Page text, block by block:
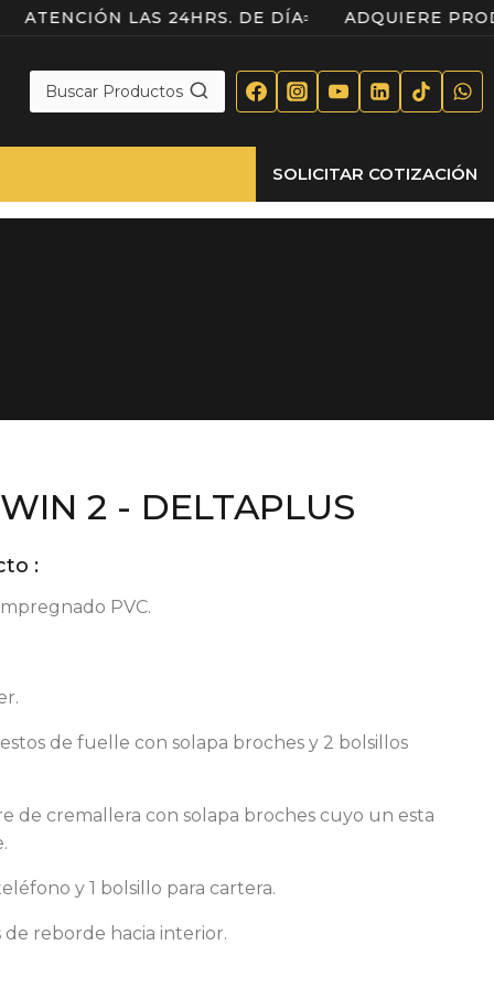
ATENCIÓN LAS 24HRS. DE DÍA ADQUIERE
Buscar Productos
SOLICITAR COTIZACIÓN
2 - DELTAPLUS
:
PVC.
de fuelle con solapa broches y 2 bolsillos
de cremallera con solapa broches cuyo un esta
y 1 bolsillo para cartera.
reborde hacia interior.